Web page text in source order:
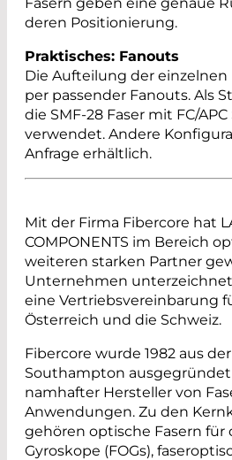
deren Positionierung.
Praktisches: Fanouts
Die Aufteilung der einzelnen
per passender Fanouts. Als
die SMF-28 Faser mit FC/
verwendet. Andere
Anfrage erhältlich.
Mit der Firma Fibercore hat
COMPONENTS im Bereich
weiteren starken Partner
Unternehmen
eine Vertriebsvereinbarung
Österreich und die Schweiz.
Fibercore wurde 1982 aus
Southampton
namhafter Hersteller von
Anwendungen. Zu den
gehören optische Fasern für
Gyroskope (FOGs),